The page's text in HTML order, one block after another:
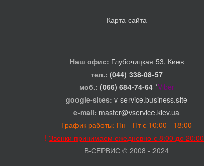
Карта сайта
Наш офис: Глубочицкая 53, Киев
тел.: (044) 338-08-57
моб.: (066) 684-74-64*Viber
google-sites: v-service.business.site
e-mail: master@vservice.kiev.ua
График работы: Пн - Пт с 10:00 - 18:00
! Звонки принимаем ежедневно с 8:00 до 20:00
В-СЕРВИС © 2008 - 2024